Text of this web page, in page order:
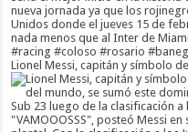
Lionel Messi, capitán y símbolo